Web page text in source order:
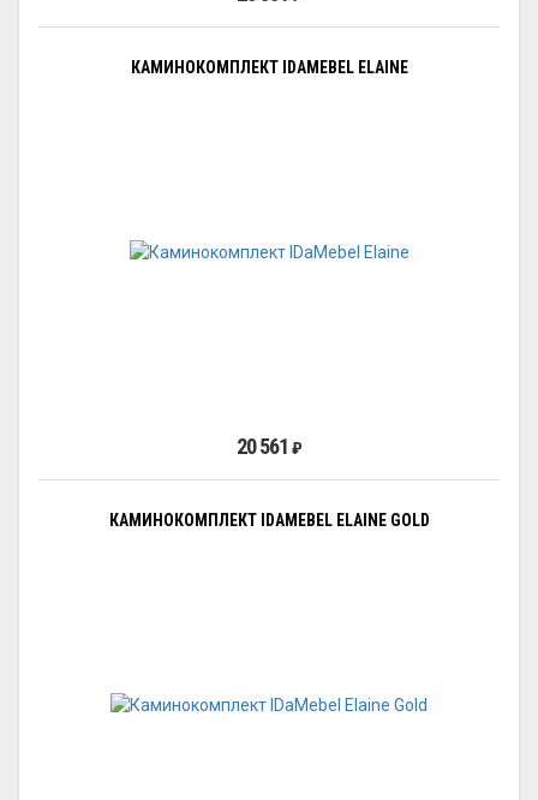
КАМИНОКОМПЛЕКТ IDAMEBEL ELAINE
20 561 ₽
КАМИНОКОМПЛЕКТ IDAMEBEL ELAINE GOLD